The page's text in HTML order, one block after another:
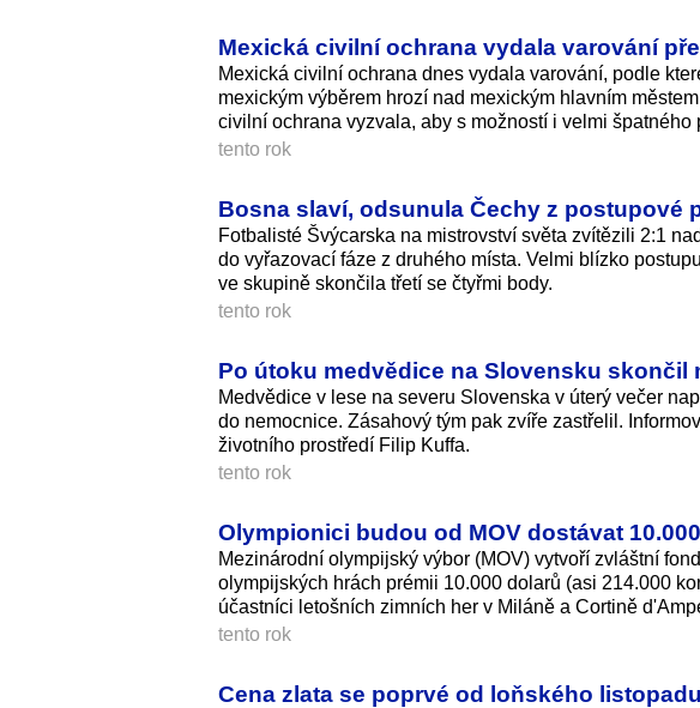
Mexická civilní ochrana vydala varování
Mexická civilní ochrana dnes vydala varování, podle
mexickým výběrem hrozí nad mexickým hlavním
civilní ochrana vyzvala, aby s možností i velmi
tento rok
Bosna slaví, odsunula Čechy z postupové
Fotbalisté Švýcarska na mistrovství světa zvítězili 2:1
do vyřazovací fáze z druhého místa. Velmi blízko
ve skupině skončila třetí se čtyřmi body.
tento rok
Po útoku medvědice na Slovensku skončil
Medvědice v lese na severu Slovenska v úterý večer
do nemocnice. Zásahový tým pak zvíře zastřelil.
životního prostředí Filip Kuffa.
tento rok
Olympionici budou od MOV dostávat
Mezinárodní olympijský výbor (MOV) vytvoří zvláštní
olympijských hrách prémii 10.000 dolarů (asi 214.000
účastníci letošních zimních her v Miláně a Cortině
tento rok
Cena zlata se poprvé od loňského